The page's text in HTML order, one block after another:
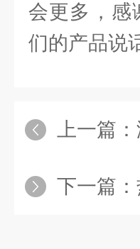
会更多，感
们的产品说
上一篇：
下一篇：